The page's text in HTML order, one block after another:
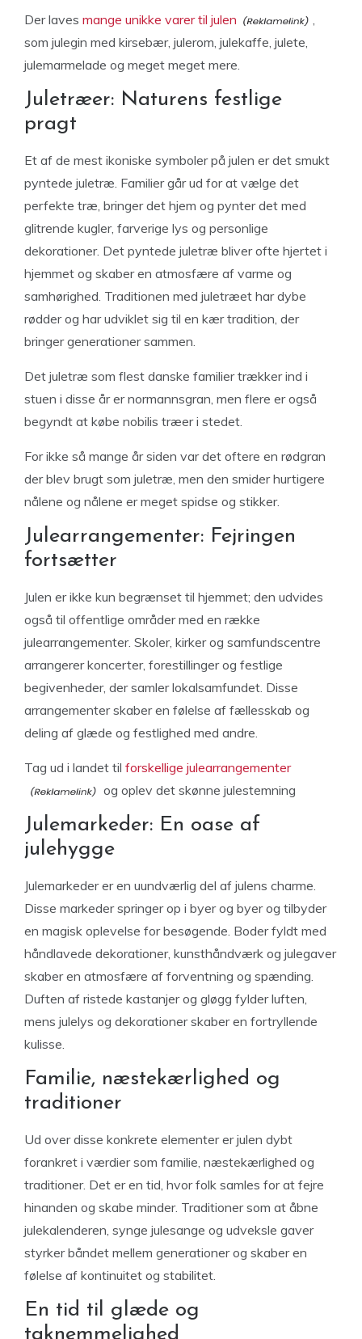
Der laves mange unikke varer til julen
,
som julegin med kirsebær, julerom, julekaffe, julete,
julemarmelade og meget meget mere.
Juletræer: Naturens festlige
pragt
Et af de mest ikoniske symboler på julen er det smukt
pyntede juletræ. Familier går ud for at vælge det
perfekte træ, bringer det hjem og pynter det med
glitrende kugler, farverige lys og personlige
dekorationer. Det pyntede juletræ bliver ofte hjertet i
hjemmet og skaber en atmosfære af varme og
samhørighed. Traditionen med juletræet har dybe
rødder og har udviklet sig til en kær tradition, der
bringer generationer sammen.
Det juletræ som flest danske familier trækker ind i
stuen i disse år er normannsgran, men flere er også
begyndt at købe nobilis træer i stedet.
For ikke så mange år siden var det oftere en rødgran
der blev brugt som juletræ, men den smider hurtigere
nålene og nålene er meget spidse og stikker.
Julearrangementer: Fejringen
fortsætter
Julen er ikke kun begrænset til hjemmet; den udvides
også til offentlige områder med en række
julearrangementer. Skoler, kirker og samfundscentre
arrangerer koncerter, forestillinger og festlige
begivenheder, der samler lokalsamfundet. Disse
arrangementer skaber en følelse af fællesskab og
deling af glæde og festlighed med andre.
Tag ud i landet til forskellige julearrangementer
og oplev det skønne julestemning
Julemarkeder: En oase af
julehygge
Julemarkeder er en uundværlig del af julens charme.
Disse markeder springer op i byer og byer og tilbyder
en magisk oplevelse for besøgende. Boder fyldt med
håndlavede dekorationer, kunsthåndværk og julegaver
skaber en atmosfære af forventning og spænding.
Duften af ​​ristede kastanjer og gløgg fylder luften,
mens julelys og dekorationer skaber en fortryllende
kulisse.
Familie, næstekærlighed og
traditioner
Ud over disse konkrete elementer er julen dybt
forankret i værdier som familie, næstekærlighed og
traditioner. Det er en tid, hvor folk samles for at fejre
hinanden og skabe minder. Traditioner som at åbne
julekalenderen, synge julesange og udveksle gaver
styrker båndet mellem generationer og skaber en
følelse af kontinuitet og stabilitet.
En tid til glæde og
taknemmelighed